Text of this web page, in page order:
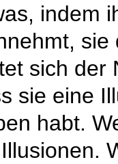
indem
sie
sich der
sie eine
habt.